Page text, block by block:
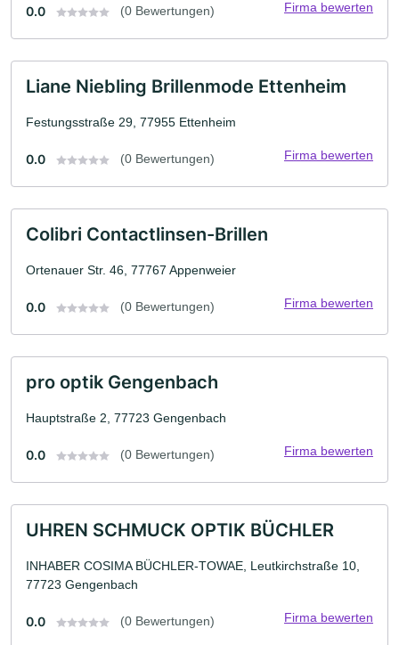
0.0 (0 Bewertungen) Firma bewerten
Liane Niebling Brillenmode Ettenheim
Festungsstraße 29, 77955 Ettenheim
0.0 (0 Bewertungen) Firma bewerten
Colibri Contactlinsen-Brillen
Ortenauer Str. 46, 77767 Appenweier
0.0 (0 Bewertungen) Firma bewerten
pro optik Gengenbach
Hauptstraße 2, 77723 Gengenbach
0.0 (0 Bewertungen) Firma bewerten
UHREN SCHMUCK OPTIK BÜCHLER
INHABER COSIMA BÜCHLER-TOWAE, Leutkirchstraße 10,
77723 Gengenbach
0.0 (0 Bewertungen) Firma bewerten